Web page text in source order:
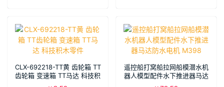
CLX-692218-TT黄 齿轮箱 TT
齿轮箱 变速箱 TT马达 科技积
木零件
遥控船打窝船拉网船模潜水机
器人模型配件水下推进器马达
防水电机 M398